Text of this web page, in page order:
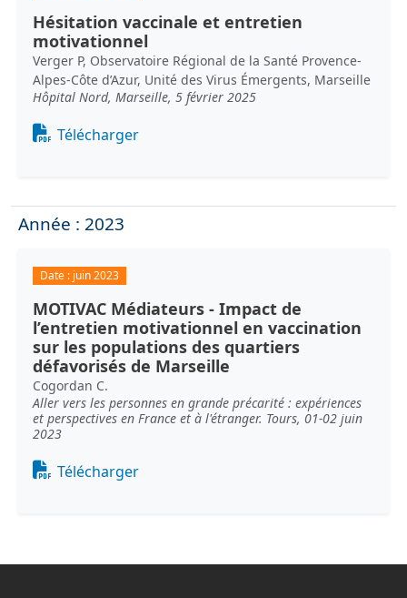
Hésitation vaccinale et entretien
motivationnel
Verger P, Observatoire Régional de la Santé Provence-
Alpes-Côte d’Azur, Unité des Virus Émergents, Marseille
Hôpital Nord, Marseille, 5 février 2025
Document
Télécharger
Année : 2023
Date : juin 2023
MOTIVAC Médiateurs - Impact de
l’entretien motivationnel en vaccination
sur les populations des quartiers
défavorisés de Marseille
Cogordan C.
Aller vers les personnes en grande précarité : expériences
et perspectives en France et à l'étranger. Tours, 01-02 juin
2023
Document
Télécharger